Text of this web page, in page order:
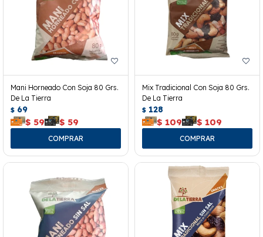
Mani Horneado Con Soja 80 Grs.
De La Tierra
$ 69
$ 59 $ 59
Mix Tradicional Con Soja 80 Grs.
De La Tierra
$ 128
$ 109 $ 109